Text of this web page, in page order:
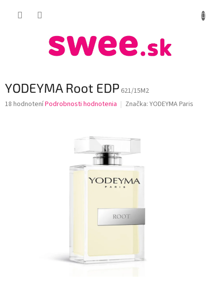
YODEYMA Root EDP 621/15M2
Priemerné
18 hodnoteníPodrobnosti hodnotenia Značka: YODEYMA Paris